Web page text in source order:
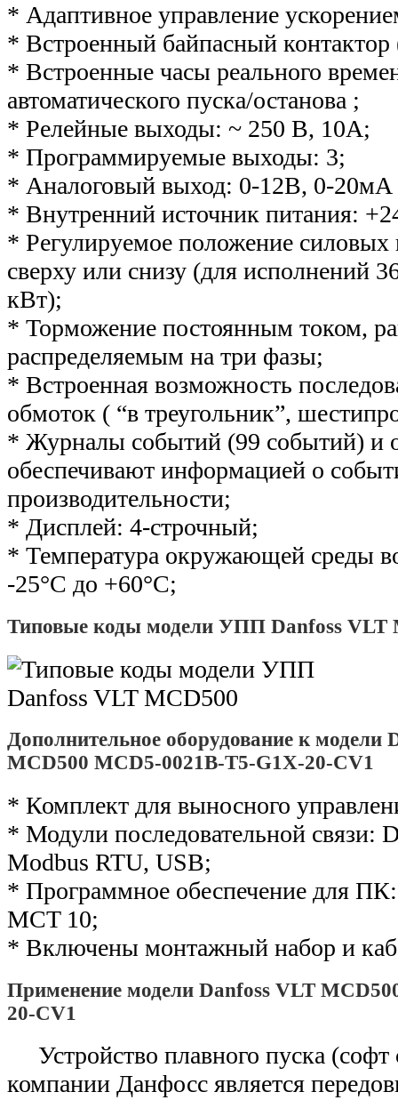
* Адаптивное управление
* Встроенный байпасный
* Встроенные часы реального
автоматического пуска/останова ;
* Релейные выходы: ~ 250 В, 10А;
* Программируемые выходы: 3;
* Аналоговый выход: 0-12В, 0-20мА
* Внутренний источник питания:
* Регулируемое положение
сверху или снизу (для исполнений
кВт);
* Торможение постоянным током,
распределяемым на три фазы;
* Встроенная возможность
обмоток ( “в треугольник”,
* Журналы событий (99 событий) и
обеспечивают информацией о
производительности;
* Дисплей: 4-строчный;
* Температура окружающей среды
-25°С до +60°С;
Типовые коды модели УПП Danfoss VLT
Дополнительное оборудование к модели
MCD500 MCD5-0021B-T5-G1X-20-CV1
* Комплект для выносного
* Модули последовательной связи:
Modbus RTU, USB;
* Программное обеспечение для
MCT 10;
* Включены монтажный набор и
Применение модели Danfoss VLT
20-CV1
Устройство плавного пуска (софт
компании Данфосс является